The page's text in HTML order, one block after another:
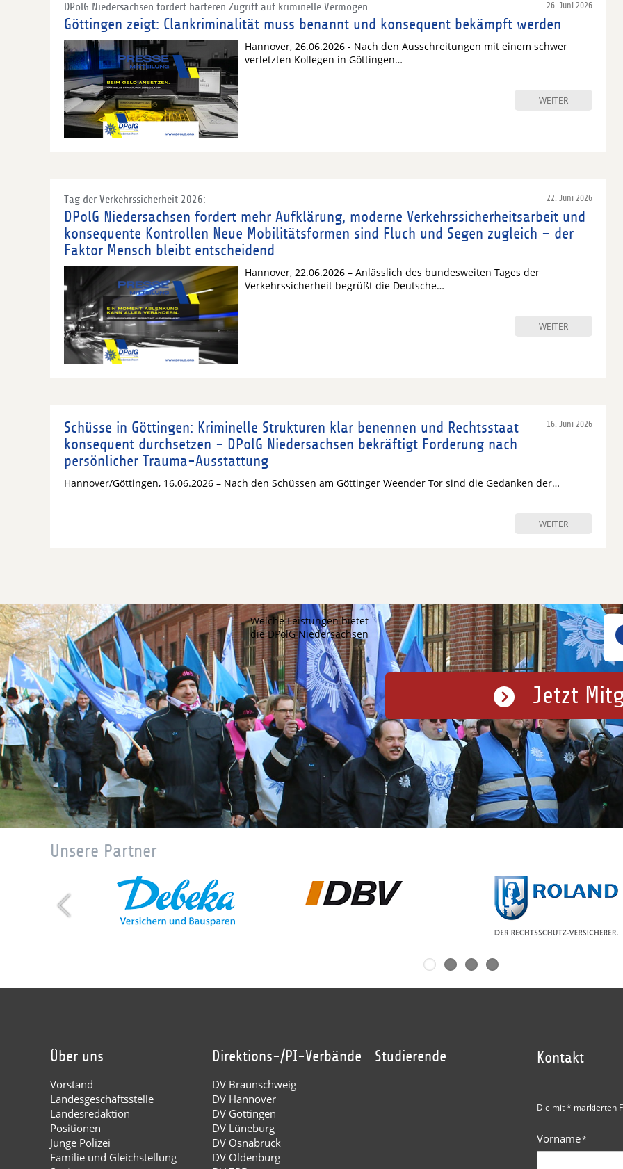
26. Juni 2026
DPolG Niedersachsen fordert härteren Zugriff auf kriminelle Vermögen
Göttingen zeigt: Clankriminalität muss benannt und konsequent bekämpft werden
Hannover, 26.06.2026 - Nach den Ausschreitungen mit einem schwer
verletzten Kollegen in Göttingen…
WEITER
22. Juni 2026
Tag der Verkehrssicherheit 2026:
DPolG Niedersachsen fordert mehr Aufklärung, moderne Verkehrssicherheitsarbeit und
konsequente Kontrollen Neue Mobilitätsformen sind Fluch und Segen zugleich – der
Faktor Mensch bleibt entscheidend
Hannover, 22.06.2026 – Anlässlich des bundesweiten Tages der
Verkehrssicherheit begrüßt die Deutsche…
WEITER
16. Juni 2026
Schüsse in Göttingen: Kriminelle Strukturen klar benennen und Rechtsstaat
konsequent durchsetzen - DPolG Niedersachsen bekräftigt Forderung nach
persönlicher Trauma-Ausstattung
Hannover/Göttingen, 16.06.2026 – Nach den Schüssen am Göttinger Weender Tor sind die Gedanken der…
WEITER
Welche Leistungen bietet
die DPolG Niedersachsen
Jetzt
Unsere Partner
Über uns
Vorstand
Landesgeschäftsstelle
Landesredaktion
Positionen
Junge Polizei
Familie und Gleichstellung
Direktions-/PI-Verbände
DV Braunschweig
DV Hannover
DV Göttingen
DV Lüneburg
DV Osnabrück
DV Oldenburg
Studierende Kontakt
Die mit * markierten
Vorname*